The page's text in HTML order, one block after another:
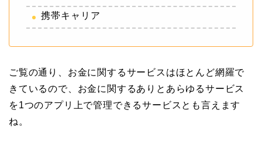
携帯キャリア
ご覧の通り、お金に関するサービスはほとんど網羅で
きているので、お金に関するありとあらゆるサービス
を1つのアプリ上で管理できるサービスとも言えます
ね。